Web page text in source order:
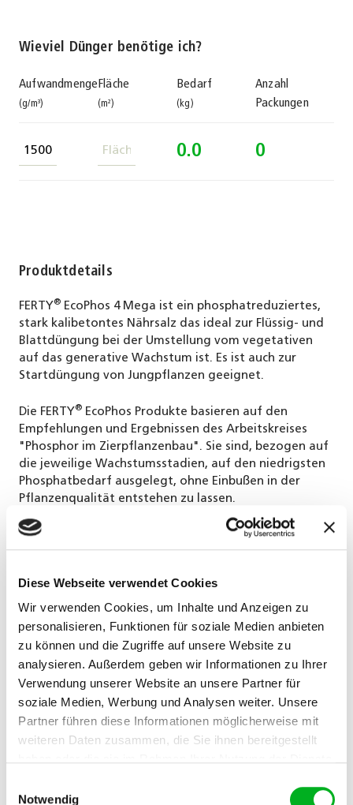
Diese Webseite verwendet Cookies
Wir verwenden Cookies, um Inhalte und Anzeigen zu
personalisieren, Funktionen für soziale Medien anbieten
zu können und die Zugriffe auf unsere Website zu
analysieren. Außerdem geben wir Informationen zu Ihrer
Verwendung unserer Website an unsere Partner für
soziale Medien, Werbung und Analysen weiter. Unsere
Partner führen diese Informationen möglicherweise mit
weiteren Daten zusammen, die Sie ihnen bereitgestellt
Cookies werden Ihre personenbezogenen Daten in
Notwendig
Wieviel Dünger benötige ich?
Aufwandmenge
(g/m³)
Fläche
(m²)
Bedarf
(kg)
Anzahl
Packungen
0.0 0
Produktdetails
FERTY ® EcoPhos 4 Mega ist ein phosphatreduziertes,
stark kalibetontes Nährsalz das ideal zur Flüssig- und
Blattdüngung bei der Umstellung vom vegetativen
auf das generative Wachstum ist. Es ist auch zur
Startdüngung von Jungpflanzen geeignet.
Die FERTY ® EcoPhos Produkte basieren auf den
Empfehlungen und Ergebnissen des Arbeitskreises
"Phosphor im Zierpflanzenbau". Sie sind, bezogen auf
die jeweilige Wachstumsstadien, auf den niedrigsten
Phosphatbedarf ausgelegt, ohne Einbußen in der
Pflanzenqualität entstehen zu lassen.
active_time Wirkzeit sofort wirksam
sizes Packgrössen
25
kg
dosing Dosierung 200-1500 g/m³
product Produkt Ferty